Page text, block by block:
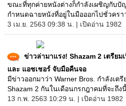
ขณะที่ทุกค่ายหนังต่างก็กำลังเผชิญกับปั
กำหนดฉายหนังที่อยู่ในมือออกไปชั่วคราว
3 เม.ย. 2563 09:38 น. | เปิดอ่าน 1982
ข่าวล่ามาแรง! Shazam 2 เตรีย
และ แอชเชอร์ จับมือคืนจอ
มีข่าวออกมาว่า Warner Bros. กำลังเต
Shazam 2 กันในเดือนกรกฎาคมที่จะถึงนี้
13 ก.พ. 2563 10:29 น. | เปิดอ่าน 1982